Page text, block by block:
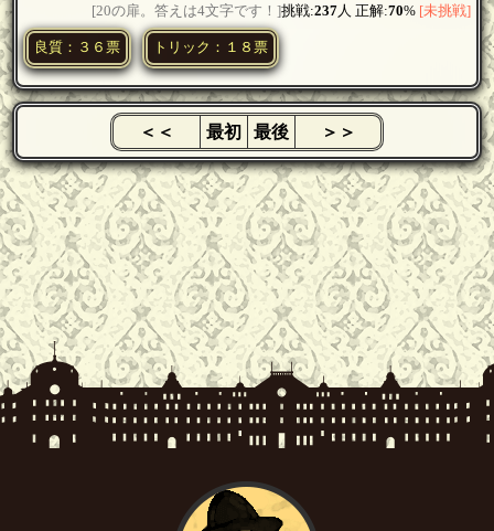
挑戦:237人 正解:70% [未挑戦]
[20の扉。答えは4文字です！]
良質：３６票 トリック：１８票
＜＜ 最初 最後 ＞＞